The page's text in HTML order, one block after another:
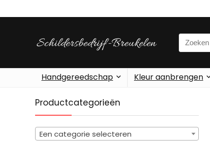
Search
for:
Handgereedschap Kleur aanbrengen
Productcategorieën
Een categorie selecteren